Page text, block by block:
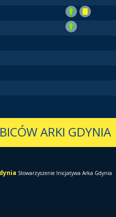
ARKI GDYNIA
Stowarzyszenie Inicjatywa Arka Gdynia